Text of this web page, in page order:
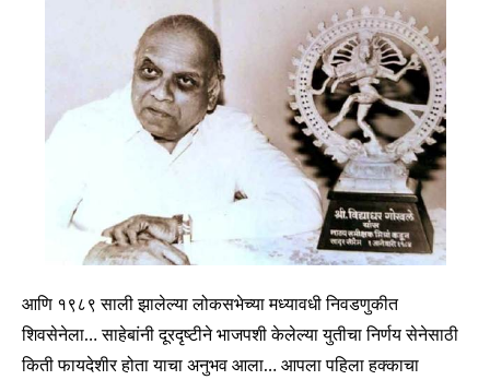
आणि १९८९ साली झालेल्या लोकसभेच्या मध्यावधी निवडणुकीत
शिवसेनेला… साहेबांनी दूरदृष्टीने भाजपशी केलेल्या युतीचा निर्णय सेनेसाठी
किती फायदेशीर होता याचा अनुभव आला… आपला पहिला हक्काचा